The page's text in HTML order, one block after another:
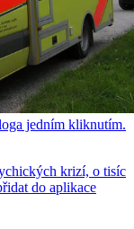
jedním kliknutím.
krizí, o tisíc
do aplikace